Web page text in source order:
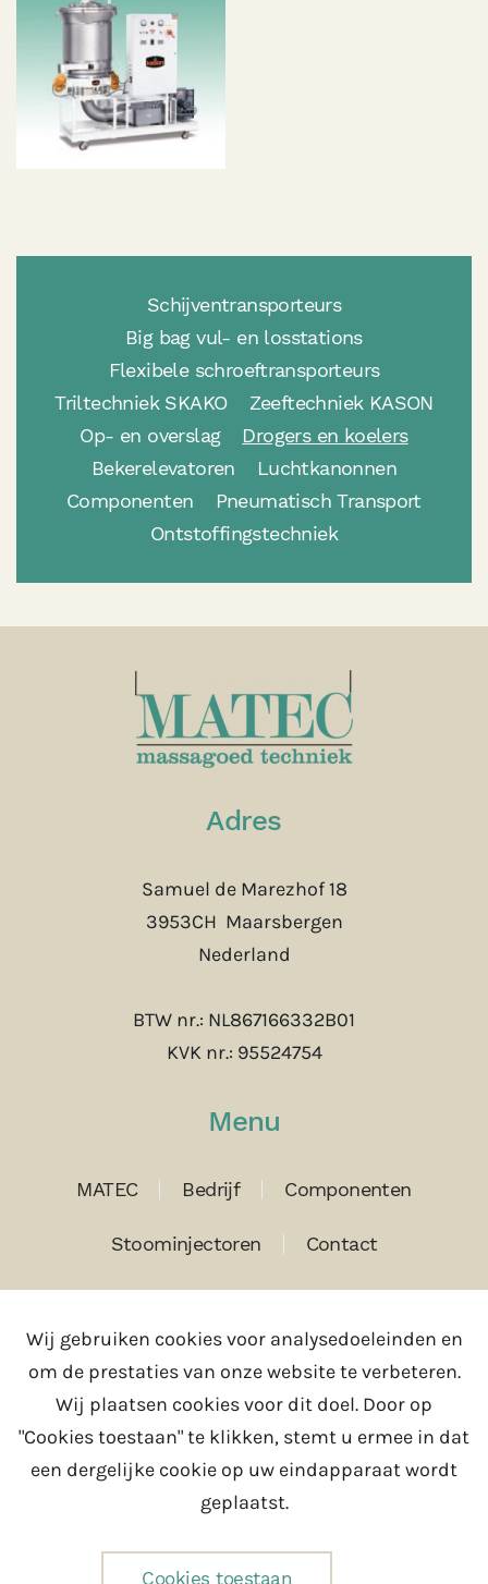
Schijventransporteurs
Big bag vul- en losstations
Flexibele schroeftransporteurs
Triltechniek SKAKO
Zeeftechniek KASON
Op- en overslag
Drogers en koelers
Bekerelevatoren
Luchtkanonnen
Componenten
Pneumatisch Transport
Ontstoffingstechniek
Menu
MATEC Bedrijf Componenten
Stoominjectoren Contact
Adres
Samuel de Marezhof 18
3953CH Maarsbergen
Nederland
BTW nr.: NL867166332B01
KVK nr.: 95524754
Tel: +31(0)343 785630
Email:info@matec.nl
© MATEC 1987-2025
Wij gebruiken cookies voor analysedoeleinden en
om de prestaties van onze website te verbeteren.
Wij plaatsen cookies voor dit doel. Door op
"Cookies toestaan" te klikken, stemt u ermee in dat
een dergelijke cookie op uw eindapparaat wordt
geplaatst.
Cookies toestaan